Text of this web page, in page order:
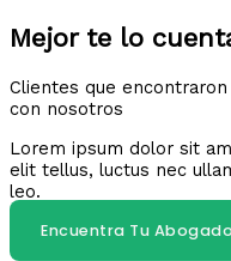
Mejor te lo
Clientes que encontraron
con nosotros
Lorem ipsum dolor sit
elit tellus, luctus nec
leo.
Encuentra Tu